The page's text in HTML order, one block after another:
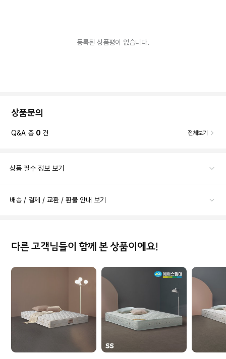
등록된 상품평이 없습니다.
상품문의
Q&A 총 0 건 전체보기
상품 필수 정보 보기
배송 / 결제 / 교환 / 환불 안내 보기
다른 고객님들이 함께 본 상품이에요!